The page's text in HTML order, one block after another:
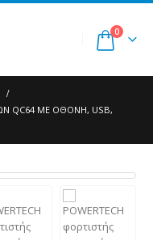
0
QC64 ΜΕ ΟΘΌΝΗ, USB,